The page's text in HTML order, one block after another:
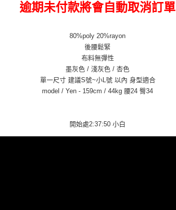
逾期未付款將會自動取消訂單
80%poly 20%rayon
後腰鬆緊
布料無彈性
墨灰色 / 淺灰色 / 杏色
單一尺寸 建議S號~小L號 以內 身型適合
model / Yen - 159cm / 44kg 腰24 臀34
開始處2:37:50 小白